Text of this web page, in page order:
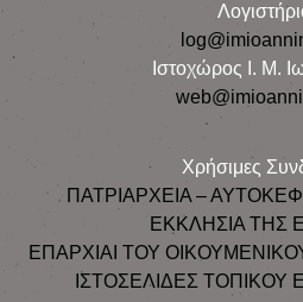
Ιστοχώρος Ι. Μ.
Χρήσιμες
ΠΑΤΡΙΑΡΧΕΙΑ –
ΕΚΚΛΗΣΙΑ ΤΗΣ
ΕΠΑΡΧΙΑΙ ΤΟΥ
ΙΣΤΟΣΕΛΙΔΕΣ